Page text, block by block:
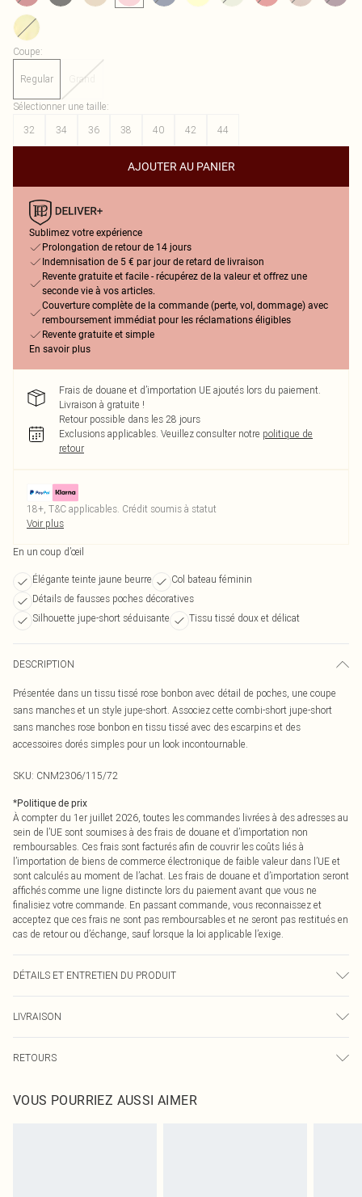
Coupe:
Regular Grand
Sélectionner une taille:
32
34 36 38 40 42 44
AJOUTER AU PANIER
Sublimez votre expérience
Prolongation de retour de 14 jours
Indemnisation de 5 € par jour de retard de livraison
Revente gratuite et facile - récupérez de la valeur et offrez une
seconde vie à vos articles.
Couverture complète de la commande (perte, vol, dommage) avec
remboursement immédiat pour les réclamations éligibles
Revente gratuite et simple
En savoir plus
Frais de douane et d’importation UE ajoutés lors du paiement.
Livraison à gratuite !
Retour possible dans les 28 jours
Exclusions applicables. Veuillez consulter notre politique de
retour
18+, T&C applicables. Crédit soumis à statut
Voir plus
En un coup d’œil
Élégante teinte jaune beurre
Col bateau féminin
Détails de fausses poches décoratives
Silhouette jupe-short séduisante
Tissu tissé doux et délicat
DESCRIPTION
Présentée dans un tissu tissé rose bonbon avec détail de poches, une coupe
sans manches et un style jupe-short. Associez cette combi-short jupe-short
sans manches rose bonbon en tissu tissé avec des escarpins et des
accessoires dorés simples pour un look incontournable.
SKU: CNM2306/115/72
*Politique de prix
À compter du 1er juillet 2026, toutes les commandes livrées à des adresses au
sein de l’UE sont soumises à des frais de douane et d’importation non
remboursables. Ces frais sont facturés afin de couvrir les coûts liés à
l’importation de biens de commerce électronique de faible valeur dans l’UE et
sont calculés au moment de l’achat. Les frais de douane et d’importation seront
affichés comme une ligne distincte lors du paiement avant que vous ne
finalisiez votre commande. En passant commande, vous reconnaissez et
acceptez que ces frais ne sont pas remboursables et ne seront pas restitués en
cas de retour ou d’échange, sauf lorsque la loi applicable l’exige.
DÉTAILS ET ENTRETIEN DU PRODUIT
couleur peut déteindre.
LIVRAISON
Livraison express France
Jusqu'à 2-3 jours ouvrables
RETOURS
pour nous retourner un article.
VOUS POURRIEZ AUSSI AIMER